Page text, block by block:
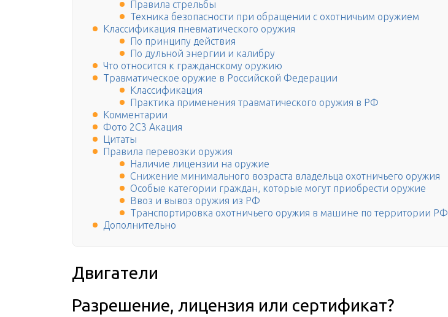
Правила стрельбы
Техника безопасности при обращении с охотничьим оружием
Классификация пневматического оружия
По принципу действия
По дульной энергии и калибру
Что относится к гражданскому оружию
Травматическое оружие в Российской Федерации
Классификация
Практика применения травматического оружия в РФ
Комментарии
Фото 2С3 Акация
Цитаты
Правила перевозки оружия
Наличие лицензии на оружие
Снижение минимального возраста владельца охотничьего оружия
Особые категории граждан, которые могут приобрести оружие
Ввоз и вывоз оружия из РФ
Транспортировка охотничьего оружия в машине по территории РФ
Дополнительно
Двигатели
Разрешение, лицензия или сертификат?